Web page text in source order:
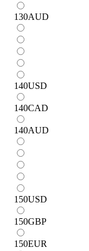
130AUD
140USD
140CAD
140AUD
150USD
150GBP
150EUR